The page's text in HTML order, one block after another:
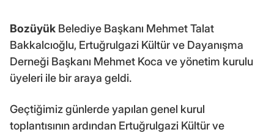
Bozüyük Belediye Başkanı Mehmet Talat
Bakkalcıoğlu, Ertuğrulgazi Kültür ve Dayanışma
Derneği Başkanı Mehmet Koca ve yönetim kurulu
üyeleri ile bir araya geldi.
Geçtiğimiz günlerde yapılan genel kurul
toplantısının ardından Ertuğrulgazi Kültür ve